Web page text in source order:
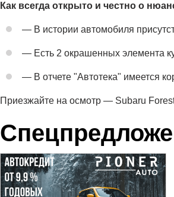
Как всегда открыто и честно о
— В истории автомобиля
— Есть 2 окрашенных элемента
— В отчете "Автотека" имеется
Приезжайте на осмотр — Subaru